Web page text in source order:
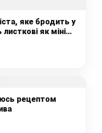
яке бродить у
як міні
дуже
рецептом